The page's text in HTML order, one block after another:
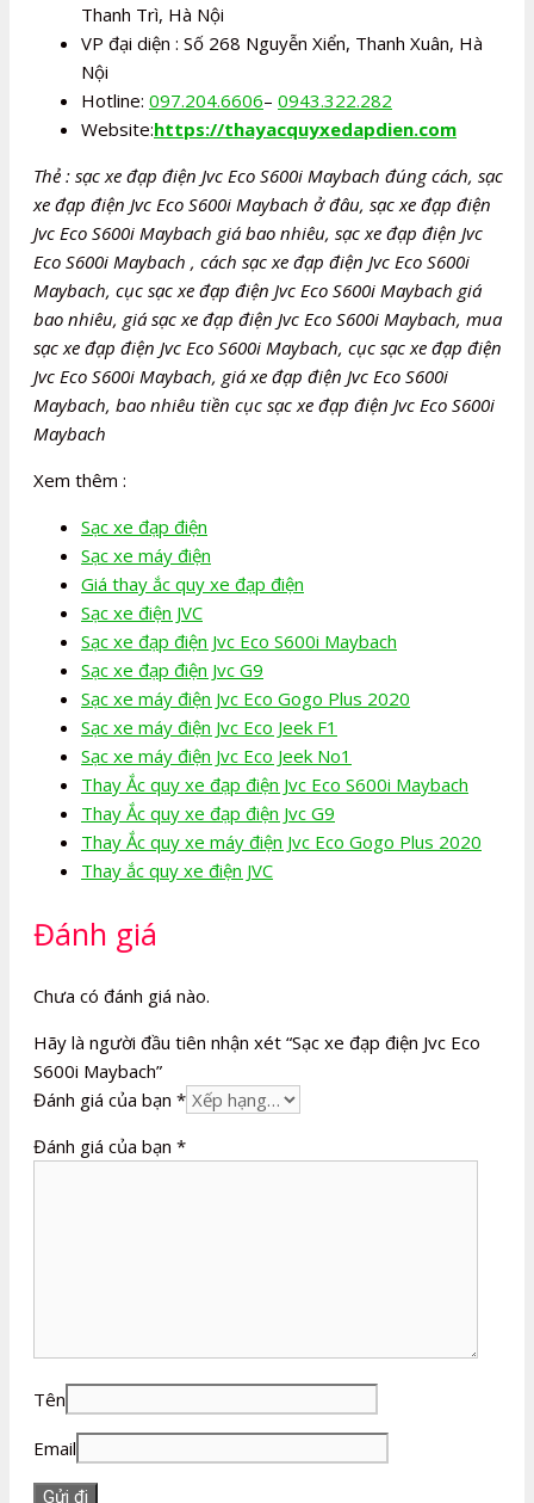
Thanh Trì, Hà Nội
VP đại diện : Số 268 Nguyễn Xiển, Thanh Xuân, Hà
Nội
Hotline: 097.204.6606– 0943.322.282
Website:https://thayacquyxedapdien.com
Thẻ : sạc xe đạp điện Jvc Eco S600i Maybach đúng cách, sạc
xe đạp điện Jvc Eco S600i Maybach ở đâu, sạc xe đạp điện
Jvc Eco S600i Maybach giá bao nhiêu, sạc xe đạp điện Jvc
Eco S600i Maybach , cách sạc xe đạp điện Jvc Eco S600i
Maybach, cục sạc xe đạp điện Jvc Eco S600i Maybach giá
bao nhiêu, giá sạc xe đạp điện Jvc Eco S600i Maybach, mua
sạc xe đạp điện Jvc Eco S600i Maybach, cục sạc xe đạp điện
Jvc Eco S600i Maybach, giá xe đạp điện Jvc Eco S600i
Maybach, bao nhiêu tiền cục sạc xe đạp điện Jvc Eco S600i
Maybach
Xem thêm :
Sạc xe đạp điện
Sạc xe máy điện
Giá thay ắc quy xe đạp điện
Sạc xe điện JVC
Sạc xe đạp điện Jvc Eco S600i Maybach
Sạc xe đạp điện Jvc G9
Sạc xe máy điện Jvc Eco Gogo Plus 2020
Sạc xe máy điện Jvc Eco Jeek F1
Sạc xe máy điện Jvc Eco Jeek No1
Thay Ắc quy xe đạp điện Jvc Eco S600i Maybach
Thay Ắc quy xe đạp điện Jvc G9
Thay Ắc quy xe máy điện Jvc Eco Gogo Plus 2020
Thay ắc quy xe điện JVC
Đánh giá
Chưa có đánh giá nào.
Hãy là người đầu tiên nhận xét “Sạc xe đạp điện Jvc Eco
S600i Maybach”
Đánh giá của bạn *
Đánh giá của bạn *
Tên
Email